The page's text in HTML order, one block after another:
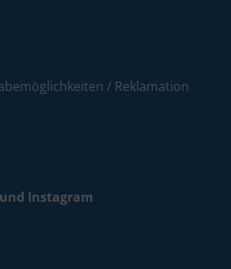
/ Reklamation
Instagram